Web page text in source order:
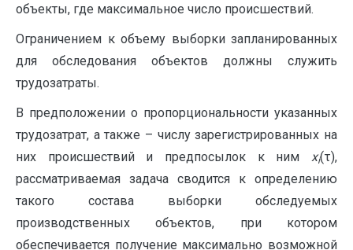
объекты, где максимальное число происшествий.
Ограничением к объему выборки запланированных
для обследования объектов должны служить
трудозатраты.
В предположении о пропорциональности указанных
трудозатрат, а также – числу зарегистрированных на
них происшествий и предпосылок к ним хi(τ),
рассматриваемая задача сводится к определению
такого состава выборки обследуемых
производственных объектов, при котором
обеспечивается получение максимально возможной